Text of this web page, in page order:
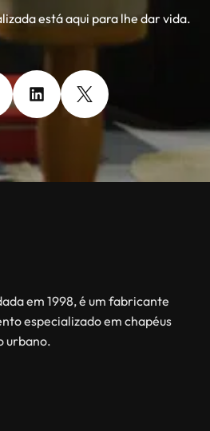
está aqui para lhe dar vida.
em 1998, é um fabricante
especializado em chapéus
urbano.